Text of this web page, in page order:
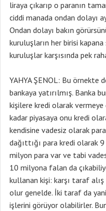
liraya çıkarıp o paranın
ciddi manada ondan dolayı
Ondan dolayı bakın
kuruluşların her birisi kapana
kuruluşlar karşısında pek
YAHYA ŞENOL: Bu örnekte
bankaya yatırılmış. Banka
kişilere kredi olarak vermeye
kadar piyasaya onu kredi
kendisine vadesiz olarak
dağıttığı para kredi olarak
milyon para var ve tabi
10 milyona falan da
kullanan kişi: karşı taraf
olur genelde. İki taraf da
işlerini görüyor olabilirler.